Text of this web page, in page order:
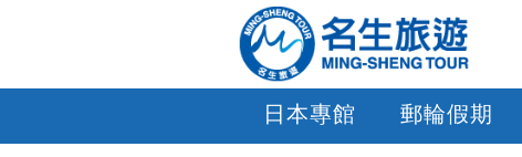
日本專館 郵輪假期